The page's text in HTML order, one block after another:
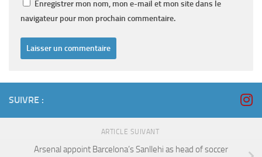
Enregistrer mon nom, mon e-mail et mon site dans le
navigateur pour mon prochain commentaire.
SUIVRE :
ARTICLE SUIVANT
Arsenal appoint Barcelona’s Sanllehi as head of soccer